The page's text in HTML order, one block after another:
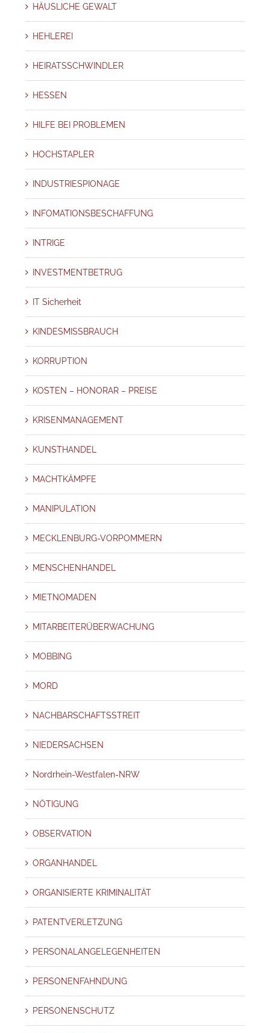
HÄUSLICHE GEWALT
HEHLEREI
HEIRATSSCHWINDLER
HESSEN
HILFE BEI PROBLEMEN
HOCHSTAPLER
INDUSTRIESPIONAGE
INFOMATIONSBESCHAFFUNG
INTRIGE
INVESTMENTBETRUG
IT Sicherheit
KINDESMISSBRAUCH
KORRUPTION
KOSTEN – HONORAR – PREISE
KRISENMANAGEMENT
KUNSTHANDEL
MACHTKÄMPFE
MANIPULATION
MECKLENBURG-VORPOMMERN
MENSCHENHANDEL
MIETNOMADEN
MITARBEITERÜBERWACHUNG
MOBBING
MORD
NACHBARSCHAFTSSTREIT
NIEDERSACHSEN
Nordrhein-Westfalen-NRW
NÖTIGUNG
OBSERVATION
ORGANHANDEL
ORGANISIERTE KRIMINALITÄT
PATENTVERLETZUNG
PERSONALANGELEGENHEITEN
PERSONENFAHNDUNG
PERSONENSCHUTZ